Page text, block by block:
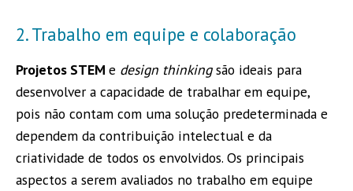
2. Trabalho em equipe e colaboração
Projetos STEM e design thinkingsão ideais para
desenvolver a capacidade de trabalhar em equipe,
pois não contam com uma solução predeterminada e
dependem da contribuição intelectual e da
criatividade de todos os envolvidos. Os principais
aspectos a serem avaliados no trabalho em equipe